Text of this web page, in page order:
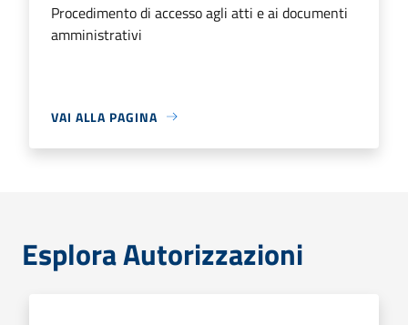
Procedimento di accesso agli atti e ai documenti
amministrativi
VAI ALLA PAGINA
Esplora Autorizzazioni